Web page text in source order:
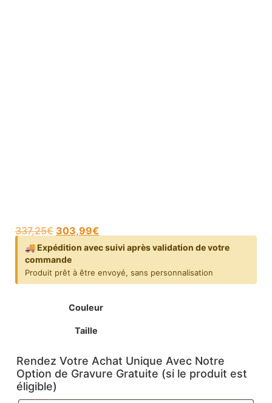
337,25€ 303,99€
🚚 Expédition avec suivi après validation de votre
commande
Produit prêt à être envoyé, sans personnalisation
Couleur
Taille
Rendez Votre Achat Unique Avec Notre
Option de Gravure Gratuite (si le produit est
éligible)